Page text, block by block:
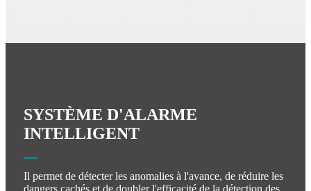
SYSTÈME D'ALARME
INTELLIGENT
Il permet de détecter les anomalies à l'avance, de réduire les
dangers cachés et de doubler l'efficacité de la détection des